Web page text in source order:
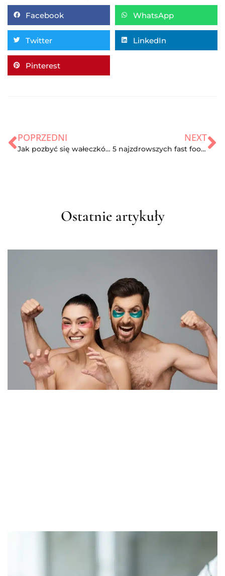
Facebook WhatsApp
Twitter LinkedIn
Pinterest
POPRZEDNI
Jak pozbyć się wałeczków pod pachami?
NEXT
5 najzdrowszych fast foodów
Ostatnie artykuły